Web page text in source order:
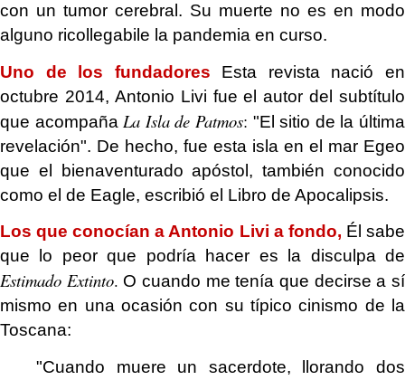
con un tumor cerebral. Su muerte no es en modo
alguno ricollegabile la pandemia en curso.
Uno de los fundadores
Esta revista nació en
octubre 2014, Antonio Livi fue el autor del subtítulo
que acompaña La Isla de Patmos: "El sitio de la última
revelación". De hecho, fue esta isla en el mar Egeo
que el bienaventurado apóstol, también conocido
como el de Eagle, escribió el Libro de Apocalipsis.
Los que conocían a Antonio Livi a fondo, Él sabe
que lo peor que podría hacer es la disculpa de
Estimado Extinto. O cuando me tenía que decirse a sí
mismo en una ocasión con su típico cinismo de la
Toscana:
"Cuando muere un sacerdote, llorando dos